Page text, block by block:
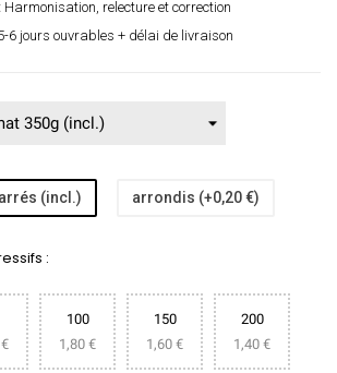
Harmonisation, relecture et correction
6 jours ouvrables + délai de livraison
(incl.) arrondis (+0,20 €)
:
100
1,80 €
150
1,60 €
200
1,40 €